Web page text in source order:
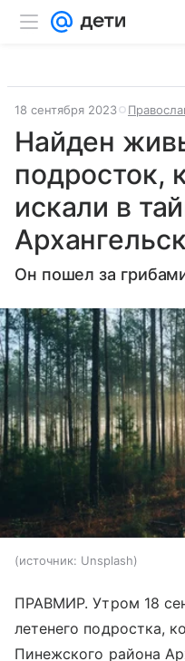
18 сентября 2023
Найден
подросток,
искали в
Он пошел за
источник: Unsplash
ПРАВМИР. Утром 18
летенего подростка,
Пинежского района